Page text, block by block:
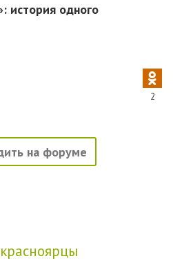
история одного
2
на форуме